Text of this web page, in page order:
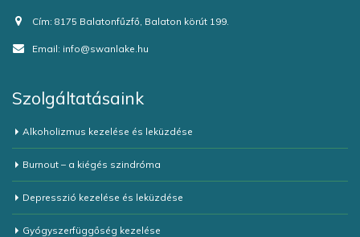
Cím: 8175 Balatonfűzfő, Balaton körút 199.
Email: info@swanlake.hu
Szolgáltatásaink
Alkoholizmus kezelése és leküzdése
Burnout – a kiégés szindróma
Depresszió kezelése és leküzdése
Gyógyszerfüggőség kezelése